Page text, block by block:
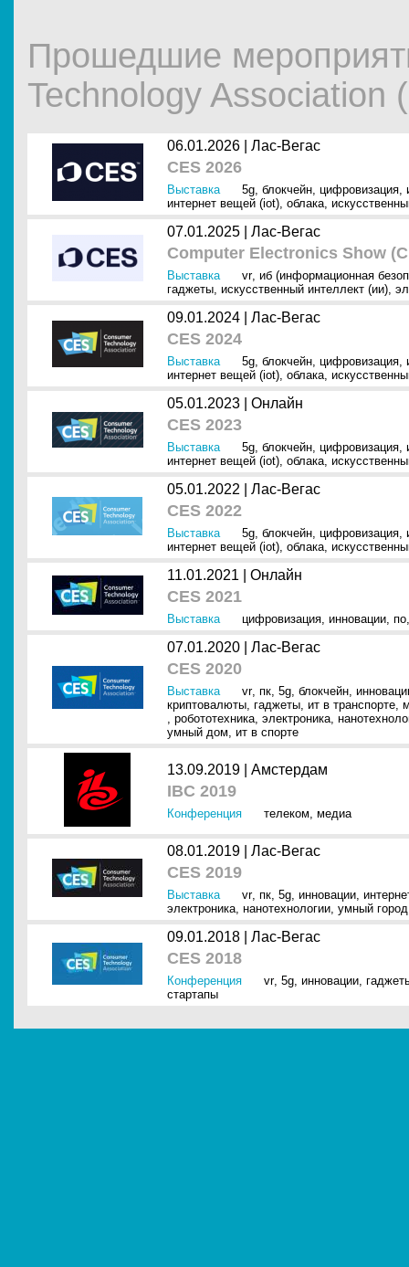
Прошедшие
Technology Association
06.01.2026 | Лас-Вегас
CES 2026
Выставка 5g, блокчейн, цифровизация,
интернет вещей (iot), облака,
07.01.2025 | Лас-Вегас
Computer Electronics Show
Выставка vr, иб (информационная
гаджеты, искусственный интеллект (ии),
09.01.2024 | Лас-Вегас
CES 2024
Выставка 5g, блокчейн, цифровизация,
интернет вещей (iot), облака,
05.01.2023 | Онлайн
CES 2023
Выставка 5g, блокчейн, цифровизация,
интернет вещей (iot), облака,
05.01.2022 | Лас-Вегас
CES 2022
Выставка 5g, блокчейн, цифровизация,
интернет вещей (iot), облака,
11.01.2021 | Онлайн
CES 2021
Выставка цифровизация, инновации, по
07.01.2020 | Лас-Вегас
CES 2020
Выставка vr, пк, 5g, блокчейн,
криптовалюты, гаджеты, ит в транспорте,
, робототехника, электроника,
умный дом, ит в спорте
13.09.2019 | Амстердам
IBC 2019
Конференция телеком, медиа
08.01.2019 | Лас-Вегас
CES 2019
Выставка vr, пк, 5g, инновации,
электроника, нанотехнологии, умный город
09.01.2018 | Лас-Вегас
CES 2018
Конференция vr, 5g, инновации,
стартапы